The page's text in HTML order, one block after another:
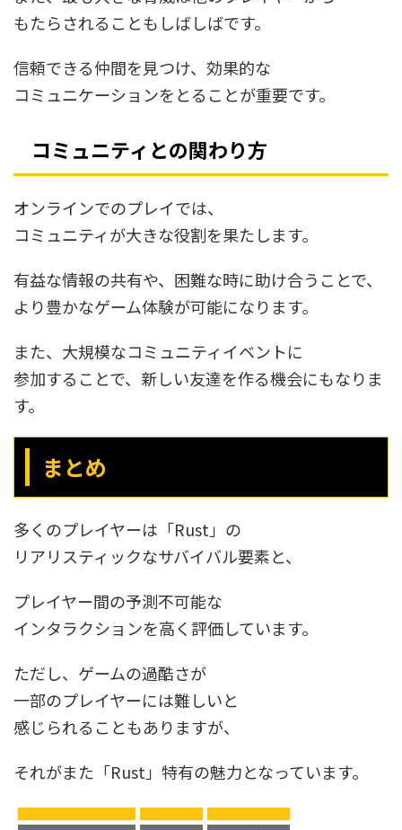
もたらされることもしばしばです。
信頼できる仲間を見つけ、効果的な
コミュニケーションをとることが重要です。
コミュニティとの関わり方
オンラインでのプレイでは、
コミュニティが大きな役割を果たします。
有益な情報の共有や、困難な時に助け合うことで、
より豊かなゲーム体験が可能になります。
また、大規模なコミュニティイベントに
参加することで、新しい友達を作る機会にもなりま
す。
まとめ
多くのプレイヤーは「Rust」の
リアリスティックなサバイバル要素と、
プレイヤー間の予測不可能な
インタラクションを高く評価しています。
ただし、ゲームの過酷さが
一部のプレイヤーには難しいと
感じられることもありますが、
それがまた「Rust」特有の魅力となっています。